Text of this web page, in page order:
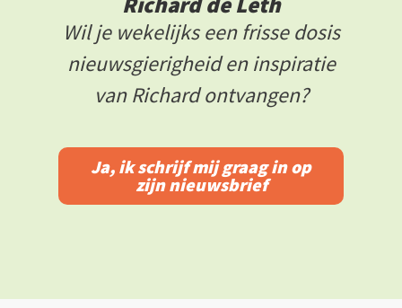
Wil je wekelijks een frisse dosis
nieuwsgierigheid en inspiratie
van Richard ontvangen?
Ja, ik schrijf mij graag in op
zijn nieuwsbrief